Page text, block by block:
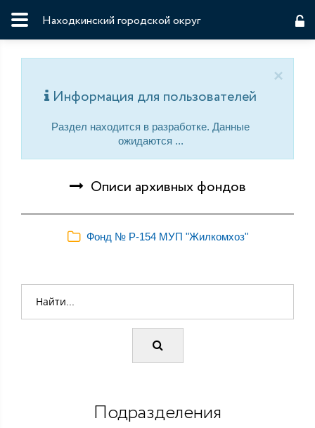
Находкинский городской округ
×
Информация для пользователей
Раздел находится в разработке. Данные
ожидаются ...
Описи архивных фондов
Фонд № Р-154 МУП "Жилкомхоз"
Подразделения